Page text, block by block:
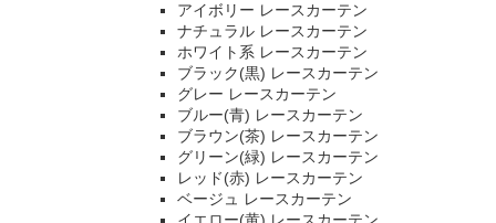
アイボリー レースカーテン
ナチュラル レースカーテン
ホワイト系 レースカーテン
ブラック(黒) レースカーテン
グレー レースカーテン
ブルー(青) レースカーテン
ブラウン(茶) レースカーテン
グリーン(緑) レースカーテン
レッド(赤) レースカーテン
ベージュ レースカーテン